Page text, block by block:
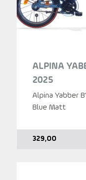
ALPINA
2025
Alpina Yabber
Blue Matt
329,00